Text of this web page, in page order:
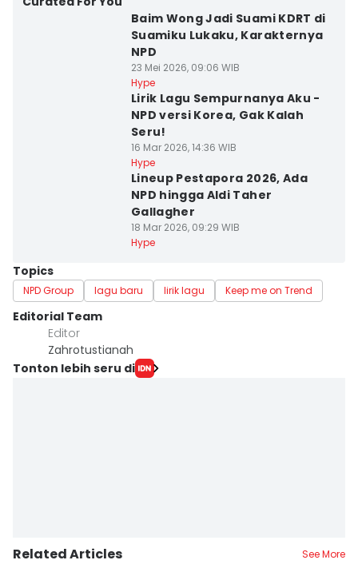
Baim Wong Jadi Suami KDRT di
Suamiku Lukaku, Karakternya
NPD
23 Mei 2026, 09:06 WIB
Hype
Lirik Lagu Sempurnanya Aku -
NPD versi Korea, Gak Kalah
Seru!
16 Mar 2026, 14:36 WIB
Hype
Lineup Pestapora 2026, Ada
NPD hingga Aldi Taher
Gallagher
18 Mar 2026, 09:29 WIB
Hype
Topics
NPD Group lagu baru lirik lagu Keep me on Trend
Editorial Team
Editor
Zahrotustianah
Tonton lebih seru di
Related Articles See More